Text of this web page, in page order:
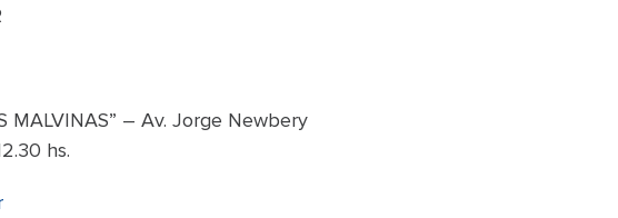
MALVINAS” – Av. Jorge Newbery
hs.